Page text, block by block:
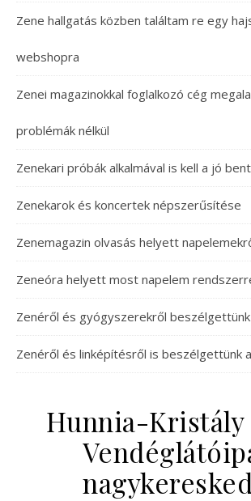
Zene hallgatás közben találtam re egy
webshopra
Zenei magazinokkal foglalkozó cég
problémák nélkül
Zenekari próbák alkalmával is kell a jó
Zenekarok és koncertek népszerűsítése
Zenemagazin olvasás helyett
Zeneóra helyett most napelem
Zenéről és gyógyszerekről
Zenéről és linképítésről is beszélgettünk
Hunnia-Kristály